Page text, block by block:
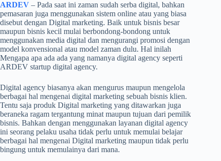
ARDEV – Pada saat ini zaman sudah serba digital, bahkan
pemasaran juga menggunakan sistem online atau yang biasa
disebut dengan Digital marketing. Baik untuk bisnis besar
maupun bisnis kecil mulai berbondong-bondong untuk
menggunakan media digital dan mengurangi promosi dengan
model konvensional atau model zaman dulu. Hal inilah
Mengapa apa ada ada yang namanya digital agency seperti
ARDEV startup digital agency.
Digital agency biasanya akan mengurus maupun mengelola
berbagai hal mengenai digital marketing sebuah bisnis klien.
Tentu saja produk Digital marketing yang ditawarkan juga
beraneka ragam tergantung minat maupun tujuan dari pemilik
bisnis. Bahkan dengan menggunakan layanan digital agency
ini seorang pelaku usaha tidak perlu untuk memulai belajar
berbagai hal mengenai Digital marketing maupun tidak perlu
bingung untuk memulainya dari mana.